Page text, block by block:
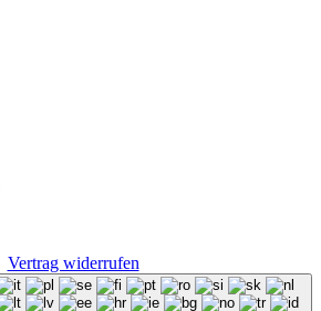
Vertrag widerrufen